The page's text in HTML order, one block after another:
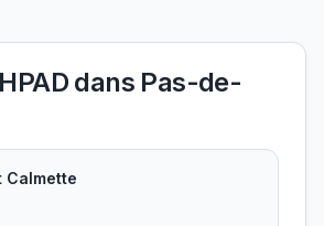
dans Pas-de-
Calmette